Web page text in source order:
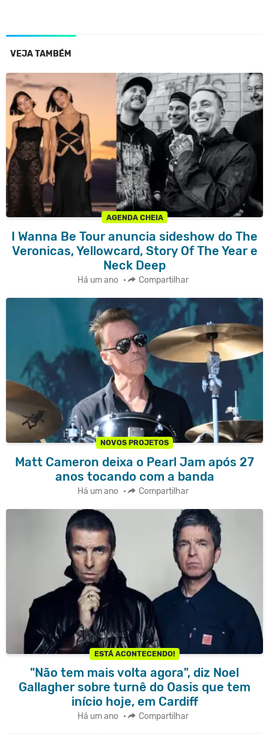
VEJA TAMBÉM
AGENDA CHEIA
I Wanna Be Tour anuncia sideshow do The
Veronicas, Yellowcard, Story Of The Year e
Neck Deep
Há um ano • Compartilhar
NOVOS PROJETOS
Matt Cameron deixa o Pearl Jam após 27
anos tocando com a banda
Há um ano • Compartilhar
ESTÁ ACONTECENDO!
"Não tem mais volta agora", diz Noel
Gallagher sobre turnê do Oasis que tem
início hoje, em Cardiff
Há um ano • Compartilhar